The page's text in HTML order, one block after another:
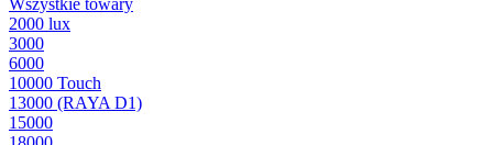
Wszystkie towary
2000 lux
3000
6000
10000 Touch
13000 (RAYA D1)
15000